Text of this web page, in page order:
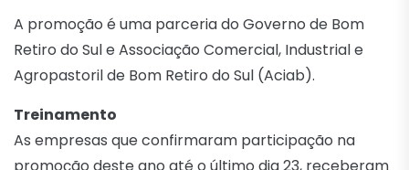
A promoção é uma parceria do Governo de Bom
Retiro do Sul e Associação Comercial, Industrial e
Agropastoril de Bom Retiro do Sul (Aciab).
Treinamento
As empresas que confirmaram participação na
promoção deste ano até o último dia 23, receberam